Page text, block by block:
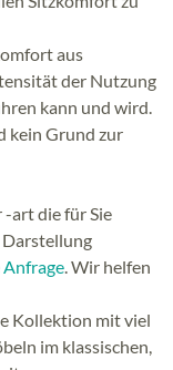
aus
der Nutzung
kann und wird.
kein Grund zur
-art die für Sie
Anfrage. Wir helfen
Kollektion mit viel
im klassischen,